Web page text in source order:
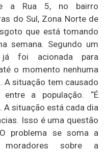
a Rua 5, no bairro
do Sul, Zona Norte de
que está tomando
semana. Segundo um
já foi acionada para
o momento nenhuma
A situação tem causado
a população. “É
situação está cada dia
Isso é uma questão
problema se soma a
sobre a